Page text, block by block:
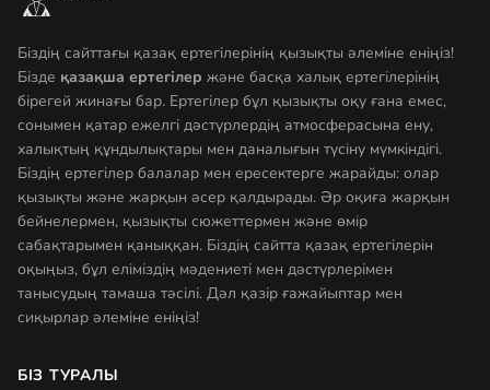
Біздің сайттағы қазақ ертегілерінің қызықты әлеміне еніңіз!
Бізде қазақша ертегілер және басқа халық ертегілерінің
бірегей жинағы бар. Ертегілер бұл қызықты оқу ғана емес,
сонымен қатар ежелгі дәстүрлердің атмосферасына ену,
халықтың құндылықтары мен даналығын түсіну мүмкіндігі.
Біздің ертегілер балалар мен ересектерге жарайды: олар
қызықты және жарқын әсер қалдырады. Әр оқиға жарқын
бейнелермен, қызықты сюжеттермен және өмір
сабақтарымен қаныққан. Біздің сайтта қазақ ертегілерін
оқыңыз, бұл еліміздің мәдениеті мен дәстүрлерімен
танысудың тамаша тәсілі. Дәл қазір ғажайыптар мен
сиқырлар әлеміне еніңіз!
БІЗ ТУРАЛЫ